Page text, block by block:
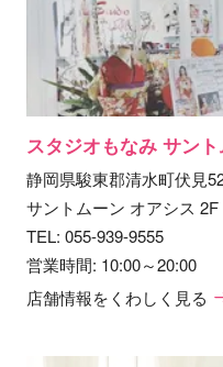
スタジオもなみ サン
静岡県駿東郡清水町伏見
サントムーン オアシス 2F
TEL: 055-939-9555
営業時間: 10:00～20:00
店舗情報をくわしく見る